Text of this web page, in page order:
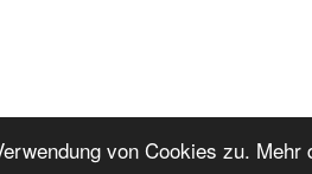
von Cookies zu.